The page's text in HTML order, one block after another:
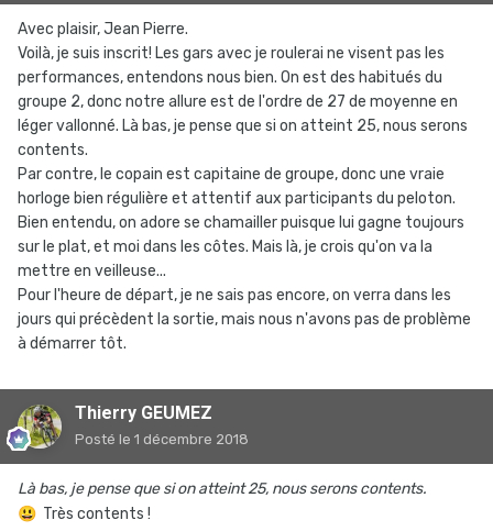
Avec plaisir, Jean Pierre.
Voilà, je suis inscrit! Les gars avec je roulerai ne visent pas les
performances, entendons nous bien. On est des habitués du
groupe 2, donc notre allure est de l'ordre de 27 de moyenne en
léger vallonné. Là bas, je pense que si on atteint 25, nous serons
contents.
Par contre, le copain est capitaine de groupe, donc une vraie
horloge bien régulière et attentif aux participants du peloton.
Bien entendu, on adore se chamailler puisque lui gagne toujours
sur le plat, et moi dans les côtes. Mais là, je crois qu'on va la
mettre en veilleuse...
Pour l'heure de départ, je ne sais pas encore, on verra dans les
jours qui précèdent la sortie, mais nous n'avons pas de problème
à démarrer tôt.
Thierry GEUMEZ
Posté le 1 décembre 2018
Là bas, je pense que si on atteint 25, nous serons contents.
😃 Très contents !